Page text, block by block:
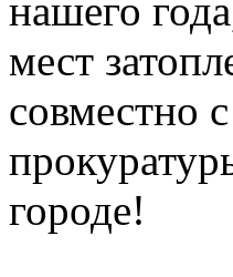
нашего
мест
совместно
городе!